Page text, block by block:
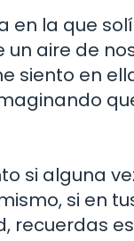
en la que
un aire de
siento en
si alguna
si en
recuerdas